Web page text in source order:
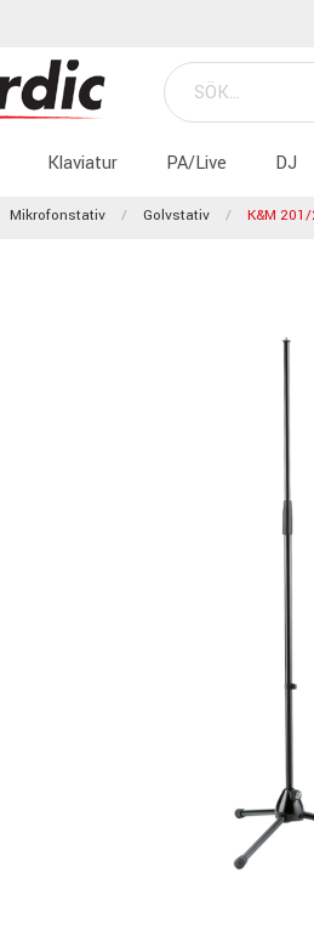
Klaviatur PA/Live DJ
Mikrofonstativ Golvstativ K&M